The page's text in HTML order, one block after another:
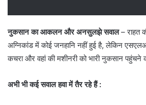
नुकसान का आकलन और अनसुलझे सवाल– राहत
अग्निकांड में कोई जनहानि नहीं हुई है, लेकिन
कचरा और वहां की मशीनरी को भारी नुकसान
अभी भी कई सवाल हवा में तैर रहे हैं :